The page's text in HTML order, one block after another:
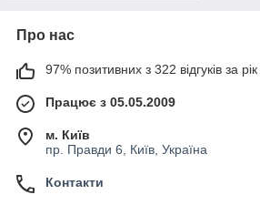
Про нас
97% позитивних з 322 відгуків за рік
Працює з 05.05.2009
м. Київ
пр. Правди 6, Київ, Україна
Контакти